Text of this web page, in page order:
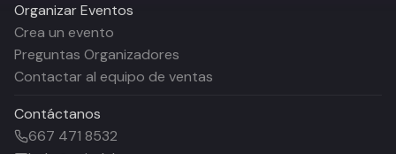
Organizar Eventos
Crea un evento
Preguntas Organizadores
Contactar al equipo de ventas
Contáctanos
667 471 8532